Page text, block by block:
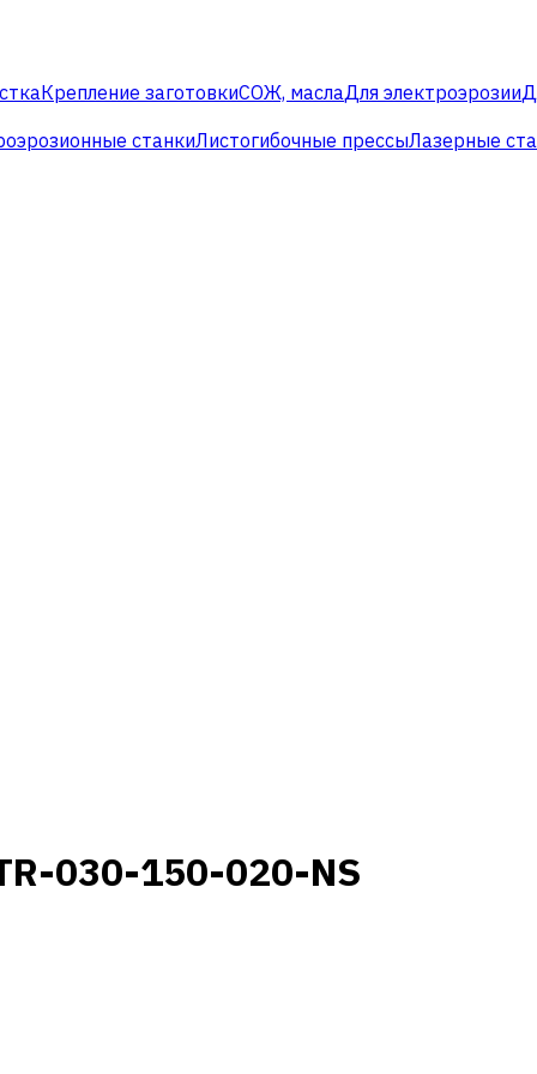
Крепление заготовкиСОЖ, маслаДля электроэрозии
станкиЛистогибочные прессыЛазерные
030-150-020-NS